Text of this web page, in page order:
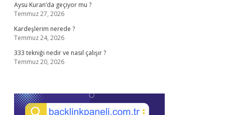
Aysu Kuran’da geçiyor mu ?
Temmuz 27, 2026
Kardeşlerim nerede ?
Temmuz 24, 2026
333 tekniği nedir ve nasıl çalışır ?
Temmuz 20, 2026